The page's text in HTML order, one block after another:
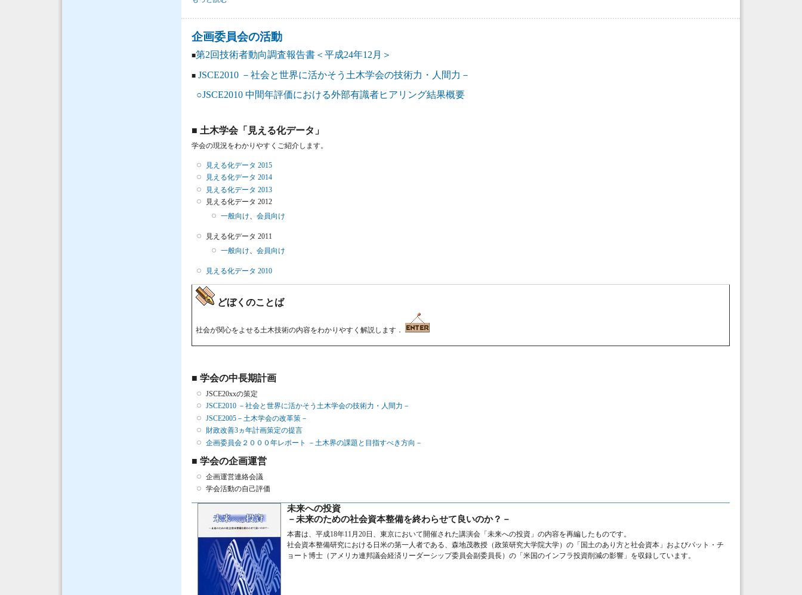
企画委員会の活動
■第2回技術者動向調査報告書＜平成24年12月＞
■ JSCE2010 －社会と世界に活かそう土木学会の技術力・人間力－
○JSCE2010 中間年評価における外部有識者ヒアリング結果概要
■ 土木学会「見える化データ」
学会の現況をわかりやすくご紹介します。
見える化データ 2015
見える化データ 2014
見える化データ 2013
見える化データ 2012
一般向け、 会員向け
見える化データ 2011
一般向け、 会員向け
見える化データ 2010
どぼくのことば
社会が関心をよせる土木技術の内容をわかりやすく解説します．
■ 学会の中長期計画
JSCE20xxの策定
JSCE2010 －社会と世界に活かそう土木学会の技術力・人間力－
JSCE2005－土木学会の改革策－
財政改善3ヵ年計画策定の提言
企画委員会２０００年レポート －土木界の課題と目指すべき方向－
■ 学会の企画運営
企画運営連絡会議
学会活動の自己評価
未来への投資
－未来のための社会資本整備を終わらせて良いのか？－
本書は、平成18年11月20日、東京において開催された講演会「未来への投資」の内容を再編したものです。
社会資本整備研究における日米の第一人者である、森地茂教授（政策研究大学院大学）の「国土のあり方と社会資本」およびパット・チ
ョート博士（アメリカ連邦議会経済リーダーシップ委員会副委員長）の「米国のインフラ投資削減の影響」を収録しています。